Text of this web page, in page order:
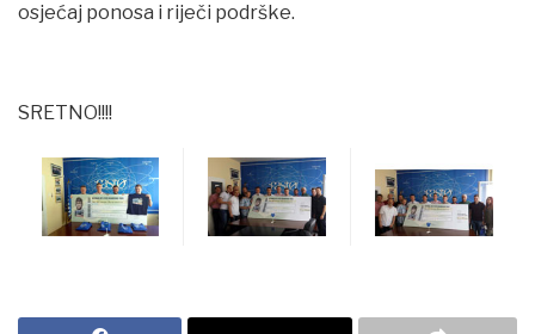
osjećaj ponosa i riječi podrške.
SRETNO!!!!